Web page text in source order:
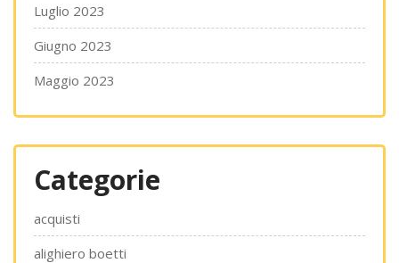
Luglio 2023
Giugno 2023
Maggio 2023
Categorie
acquisti
alighiero boetti